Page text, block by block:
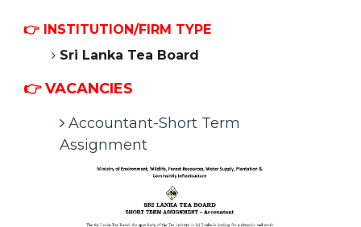
👉 INSTITUTION/FIRM TYPE
Sri Lanka Tea Board
👉 VACANCIES
Accountant-Short Term
Assignment